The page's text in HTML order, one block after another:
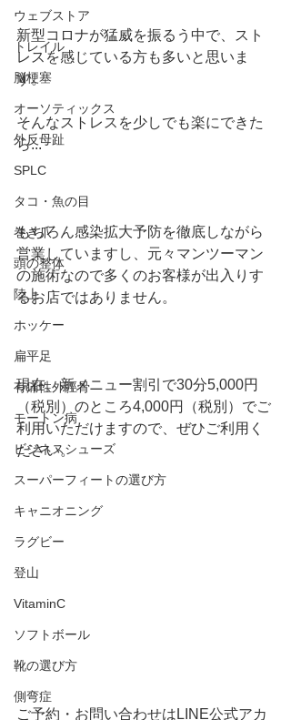
ウェブストア
トレイル
脳梗塞
オーソティックス
外反母趾
SPLC
タコ・魚の目
巻き爪
頭の整体
陸上
ホッケー
扁平足
有痛性外脛骨
モートン病
ビジネスシューズ
スーパーフィートの選び方
キャニオニング
ラグビー
登山
VitaminC
ソフトボール
靴の選び方
側弯症
新型コロナが猛威を振るう中で、スト
レスを感じている方も多いと思いま
す。
そんなストレスを少しでも楽にできた
ら...
もちろん感染拡大予防を徹底しながら
営業していますし、元々マンツーマン
の施術なので多くのお客様が出入りす
るお店ではありません。
現在、新メニュー割引で30分5,000円
（税別）のところ4,000円（税別）でご
利用いただけますので、ぜひご利用く
ださい。
ご予約・お問い合わせはLINE公式アカ